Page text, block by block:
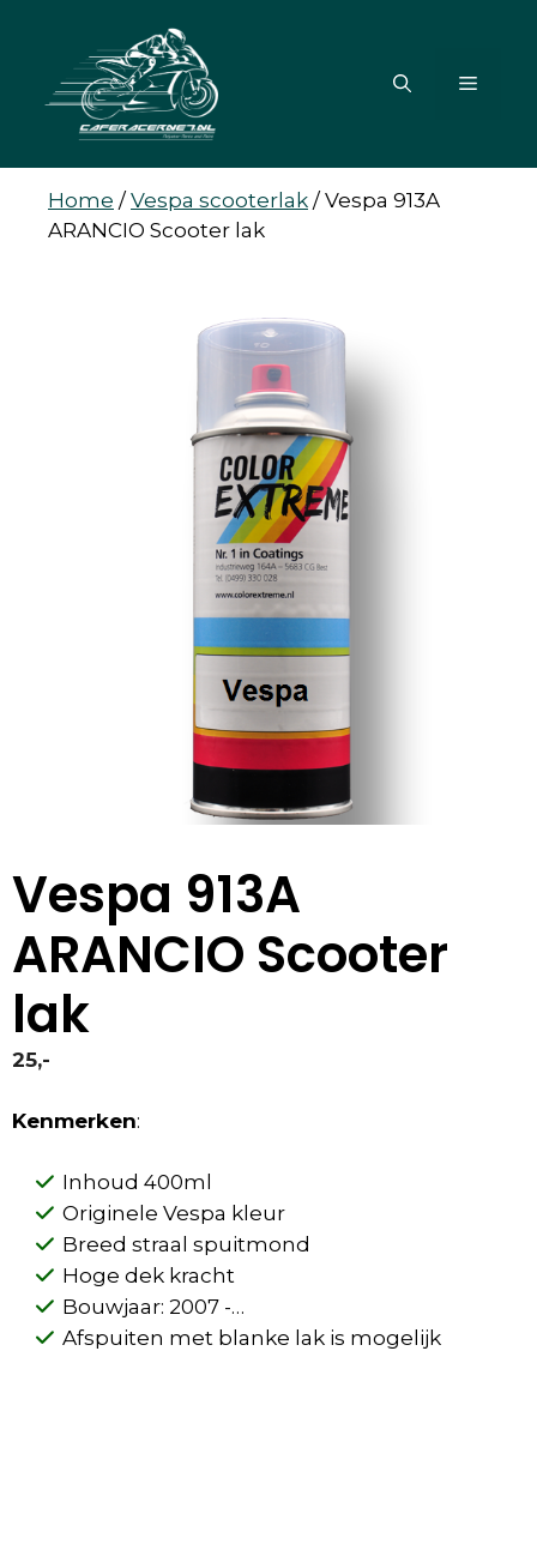
inhoud
MENU
Home /Vespa scooterlak /Vespa 913A
ARANCIO Scooter lak
Vespa 913A
ARANCIO Scooter
lak
25,-
Kenmerken:
Inhoud 400ml
Originele Vespa kleur
Breed straal spuitmond
Hoge dek kracht
Bouwjaar: 2007 -…
Afspuiten met blanke lak is mogelijk